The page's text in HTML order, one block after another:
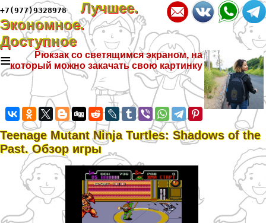
+7(977)9328978
Лучшее.
Экономное.
Доступное
≡
Рюкзак со светящимся экраном, на
который можно закачать свою картинку
Teenage Mutant Ninja Turtles: Shadows of the
Past. Обзор игры